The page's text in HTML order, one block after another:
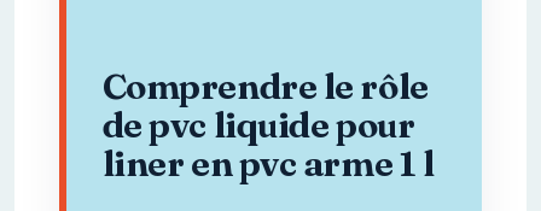
Comprendre le rôle
de pvc liquide pour
liner en pvc arme 1 l